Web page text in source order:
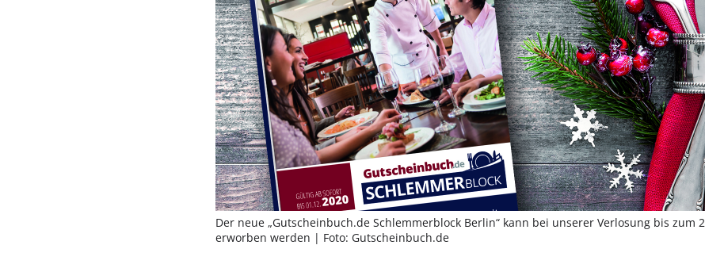
Der neue „Gutscheinbuch.de Schlemmerblock Berlin“ kann bei unserer Verlosung bis zum
erworben werden | Foto: Gutscheinbuch.de